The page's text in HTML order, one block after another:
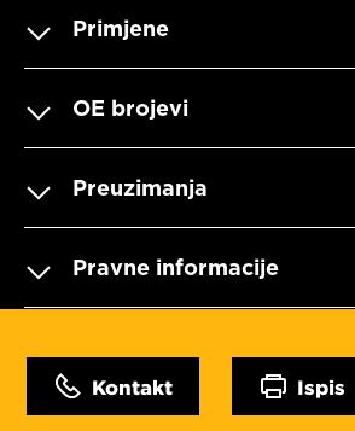
Primjene
OE brojevi
Preuzimanja
Pravne informacije
Kontakt Ispis